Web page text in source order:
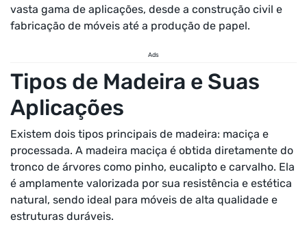
vasta gama de aplicações, desde a construção civil e
fabricação de móveis até a produção de papel.
Ads
Tipos de Madeira e Suas
Aplicações
Existem dois tipos principais de madeira: maciça e
processada. A madeira maciça é obtida diretamente do
tronco de árvores como pinho, eucalipto e carvalho. Ela
é amplamente valorizada por sua resistência e estética
natural, sendo ideal para móveis de alta qualidade e
estruturas duráveis.